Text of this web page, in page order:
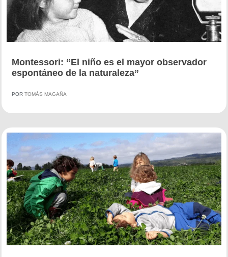
Montessori: “El niño es el mayor observador
espontáneo de la naturaleza”
POR TOMÁS MAGAÑA